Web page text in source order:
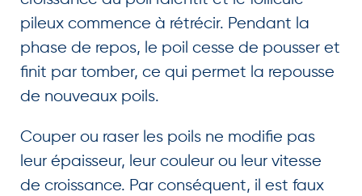
pileux commence à rétrécir. Pendant la
phase de repos, le poil cesse de pousser et
finit par tomber, ce qui permet la repousse
de nouveaux poils.
Couper ou raser les poils ne modifie pas
leur épaisseur, leur couleur ou leur vitesse
de croissance. Par conséquent, il est faux